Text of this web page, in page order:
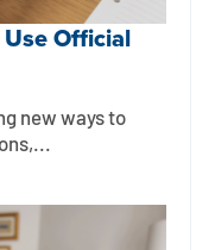
Official
new ways to